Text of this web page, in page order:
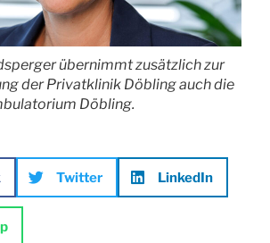
übernimmt zusätzlich zur
der Privatklinik Döbling auch die
Döbling.
Twitter LinkedIn